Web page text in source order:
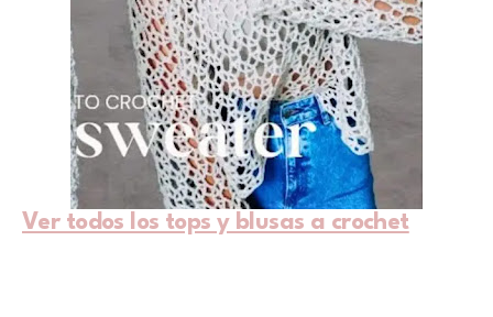
Ver todos los tops y blusas a crochet